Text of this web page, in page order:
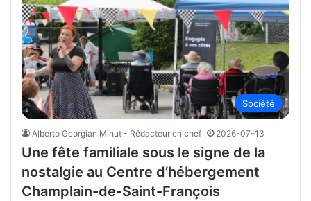
Société
Alberto Georgian Mihut - Rédacteur en chef 2026-07-13
Une fête familiale sous le signe de la
nostalgie au Centre d’hébergement
Champlain-de-Saint-François